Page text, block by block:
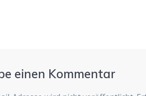
einen Kommentar